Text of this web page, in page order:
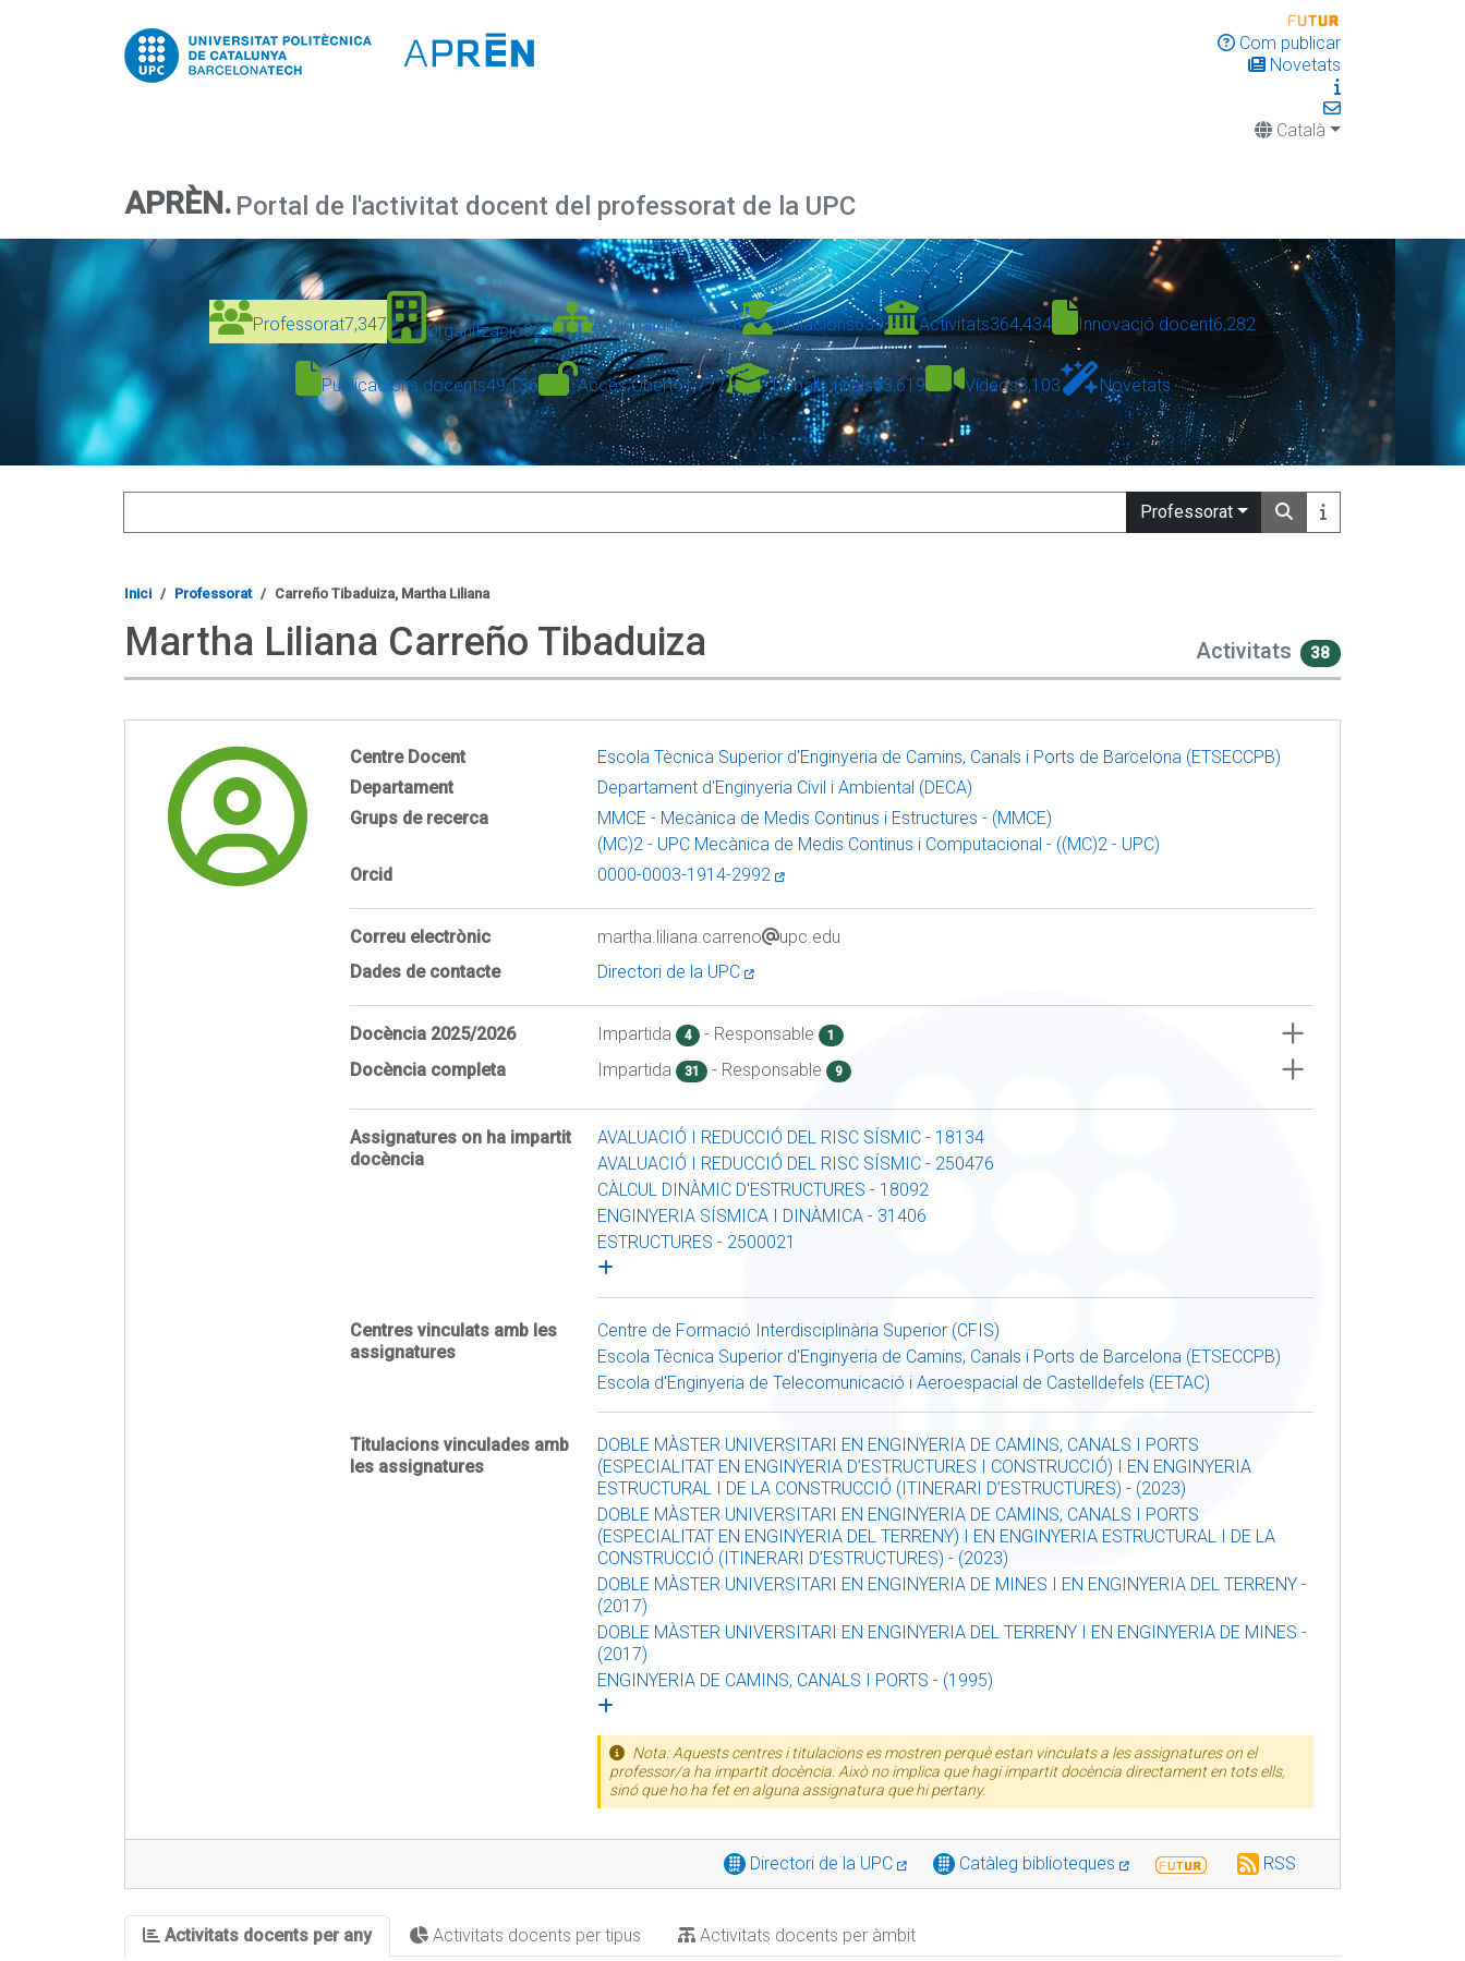
Com publicar
Novetats
Català
APRÈN. Portal de l'activitat docent del professorat de la UPC
Professorat7,347 Organització327 Assignatures12,328 Titulacions639 Activitats364,434 Innovació docent6,282
Publicacions docents49,136 Accés Obert61,777 Treballs finals83,619 Vídeos3,103 Novetats
Professorat
Inici Professorat Carreño Tibaduiza, Martha Liliana
Martha Liliana Carreño Tibaduiza Activitats 38
Centre Docent
Escola Tècnica Superior d'Enginyeria de Camins, Canals i Ports de Barcelona (ETSECCPB)
Departament
Departament d'Enginyeria Civil i Ambiental (DECA)
Grups de recerca
MMCE - Mecànica de Medis Continus i Estructures - (MMCE)
(MC)2 - UPC Mecànica de Medis Continus i Computacional - ((MC)2 - UPC)
Orcid
0000-0003-1914-2992
Correu electrònic martha.liliana.carreno
upc.edu
Dades de contacte
Directori de la UPC
Docència 2025/2026 Impartida 4 - Responsable 1
Docència completa Impartida 31 - Responsable 9
Assignatures on ha impartit
docència
AVALUACIÓ I REDUCCIÓ DEL RISC SÍSMIC - 18134
AVALUACIÓ I REDUCCIÓ DEL RISC SÍSMIC - 250476
CÀLCUL DINÀMIC D'ESTRUCTURES - 18092
ENGINYERIA SÍSMICA I DINÀMICA - 31406
ESTRUCTURES - 2500021
Centres vinculats amb les
assignatures
Centre de Formació Interdisciplinària Superior (CFIS)
Escola Tècnica Superior d'Enginyeria de Camins, Canals i Ports de Barcelona (ETSECCPB)
Escola d'Enginyeria de Telecomunicació i Aeroespacial de Castelldefels (EETAC)
Titulacions vinculades amb
les assignatures
DOBLE MÀSTER UNIVERSITARI EN ENGINYERIA DE CAMINS, CANALS I PORTS
(ESPECIALITAT EN ENGINYERIA D’ESTRUCTURES I CONSTRUCCIÓ) I EN ENGINYERIA
ESTRUCTURAL I DE LA CONSTRUCCIÓ (ITINERARI D’ESTRUCTURES) - (2023)
DOBLE MÀSTER UNIVERSITARI EN ENGINYERIA DE CAMINS, CANALS I PORTS
(ESPECIALITAT EN ENGINYERIA DEL TERRENY) I EN ENGINYERIA ESTRUCTURAL I DE LA
CONSTRUCCIÓ (ITINERARI D’ESTRUCTURES) - (2023)
DOBLE MÀSTER UNIVERSITARI EN ENGINYERIA DE MINES I EN ENGINYERIA DEL TERRENY -
(2017)
DOBLE MÀSTER UNIVERSITARI EN ENGINYERIA DEL TERRENY I EN ENGINYERIA DE MINES -
(2017)
ENGINYERIA DE CAMINS, CANALS I PORTS - (1995)
Nota: Aquests centres i titulacions es mostren perquè estan vinculats a les assignatures on el
professor/a ha impartit docència. Això no implica que hagi impartit docència directament en tots ells,
sinó que ho ha fet en alguna assignatura que hi pertany.
Directori de la UPC Catàleg biblioteques RSS
Activitats docents per any Activitats docents per tipus Activitats docents per àmbit